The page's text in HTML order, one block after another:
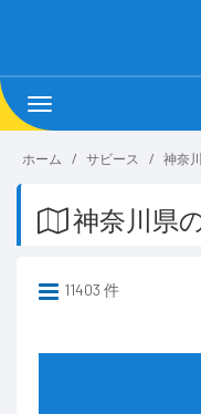
Toggle
navigation
ホーム サビース 神奈
神奈川県
11403 件